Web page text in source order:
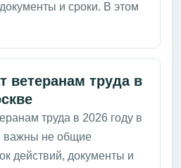
и сроки. В этом
ветеранам труда в
труда в 2026 году в
важны не общие
действий, документы и